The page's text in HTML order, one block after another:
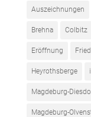
Auszeichnungen
Brehna Colbitz
Eröffnung
Heyrothsberge
Magdeburg-
Magdeburg-